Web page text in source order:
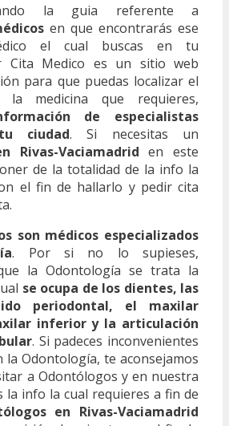
la guia referente a
en que encontrarás ese
el cual buscas en tu
Cita Medico es un sitio web
para que puedas localizar el
la medicina que requieres,
de especialistas
ciudad. Si necesitas un
Rivas-Vaciamadrid en este
de la totalidad de la info la
el fin de hallarlo y pedir cita
son médicos especializados
. Por si no lo supieses,
la Odontología se trata la
se ocupa de los dientes, las
periodontal, el maxilar
inferior y la articulación
. Si padeces inconvenientes
la Odontología, te aconsejamos
a Odontólogos y en nuestra
la info la cual requieres a fin de
en Rivas-Vaciamadrid